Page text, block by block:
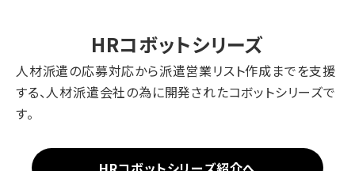
HRコボットシリーズ
人材派遣の応募対応から派遣営業リスト作成までを支援
する、人材派遣会社の為に開発されたコボットシリーズで
す。